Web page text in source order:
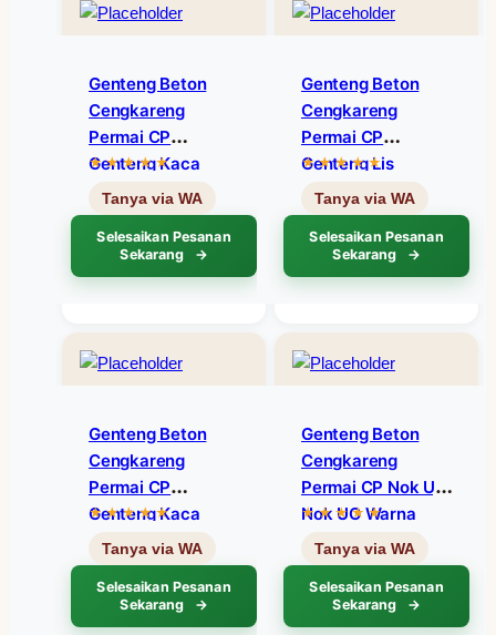
Genteng Beton
Cengkareng
Permai CP
Genteng Kaca
Warna Coklat C12
Selesaikan Pesanan
Sekarang
Genteng Beton
Cengkareng
Permai CP
Genteng Lis
Bawah Warna
Coklat C12
Selesaikan Pesanan
Sekarang
Genteng Beton
Cengkareng
Permai CP
Genteng Kaca
Warna Abu-Abu
Hitam
Selesaikan Pesanan
Sekarang
Genteng Beton
Cengkareng
Permai CP Nok U,
Nok UG Warna
Abu-Abu Hitam
Selesaikan Pesanan
Sekarang